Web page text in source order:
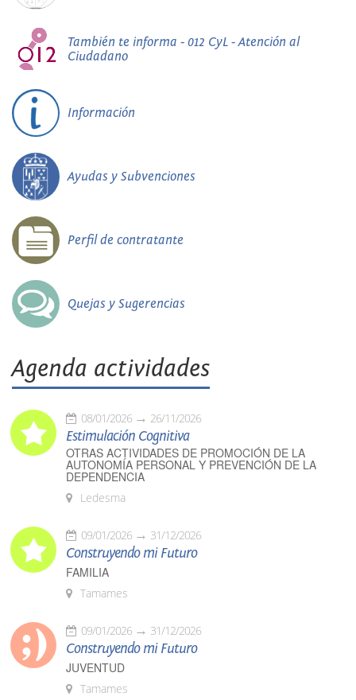
También te informa - 012 CyL - Atención al
Ciudadano
Información
Ayudas y Subvenciones
Perfil de contratante
Quejas y Sugerencias
Agenda actividades
08/01/2026 26/11/2026
Estimulación Cognitiva
OTRAS ACTIVIDADES DE PROMOCIÓN DE LA
AUTONOMÍA PERSONAL Y PREVENCIÓN DE LA
DEPENDENCIA
Ledesma
09/01/2026 31/12/2026
Construyendo mi Futuro
FAMILIA
Tamames
09/01/2026 31/12/2026
Construyendo mi Futuro
JUVENTUD
Tamames